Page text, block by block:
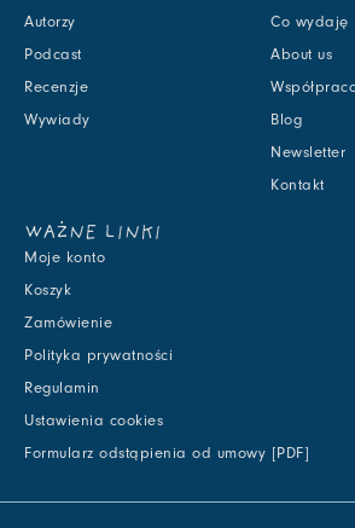
Autorzy
Podcast
Recenzje
Wywiady
Co wydaję
About us
Blog
Newsletter
Kontakt
WAŻNE LINKI
Moje konto
Koszyk
Zamówienie
Polityka prywatności
Regulamin
Ustawienia cookies
Formularz odstąpienia od umowy [PDF]